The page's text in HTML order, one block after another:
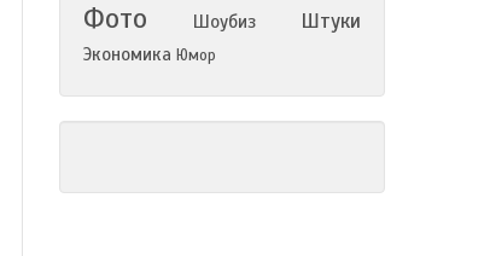
Фото Шоубиз Штуки
Экономика Юмор